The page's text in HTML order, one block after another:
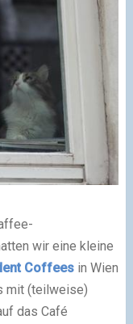
wir eine kleine
Coffees in Wien
mit (teilweise)
das Café